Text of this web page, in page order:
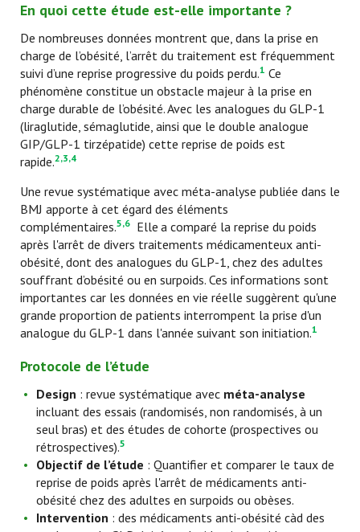
En quoi cette étude est-elle importante ?
De nombreuses données montrent que, dans la prise en
charge de l’obésité, l’arrêt du traitement est fréquemment
suivi d’une reprise progressive du poids perdu.1 Ce
phénomène constitue un obstacle majeur à la prise en
charge durable de l’obésité. Avec les analogues du GLP-1
(liraglutide, sémaglutide, ainsi que le double analogue
GIP/GLP-1 tirzépatide) cette reprise de poids est
rapide.2,3,4
Une revue systématique avec méta-analyse publiée dans le
BMJ apporte à cet égard des éléments
complémentaires.5,6 Elle a comparé la reprise du poids
après l'arrêt de divers traitements médicamenteux anti-
obésité, dont des analogues du GLP-1, chez des adultes
souffrant d’obésité ou en surpoids. Ces informations sont
importantes car les données en vie réelle suggèrent qu'une
grande proportion de patients interrompent la prise d'un
analogue du GLP-1 dans l'année suivant son initiation.1
Protocole de l’étude
Design : revue systématique avec méta-analyse
incluant des essais (randomisés, non randomisés, à un
seul bras) et des études de cohorte (prospectives ou
rétrospectives).5
Objectif de l’étude : Quantifier et comparer le taux de
reprise de poids après l'arrêt de médicaments anti-
obésité chez des adultes en surpoids ou obèses.
Intervention : des médicaments anti-obésité càd des